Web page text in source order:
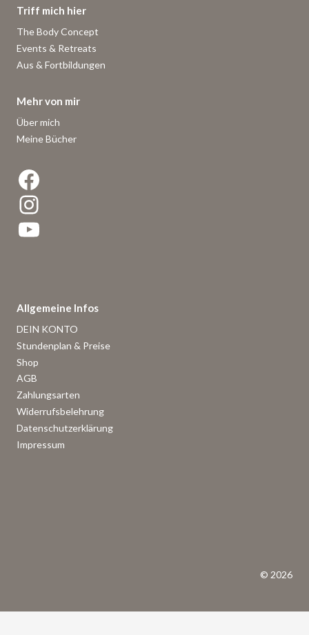
Triff mich hier
The Body Concept
Events & Retreats
Aus & Fortbildungen
Mehr von mir
Über mich
Meine Bücher
Facebook
Instagram
YouTube
Allgemeine Infos
DEIN KONTO
Stundenplan & Preise
Shop
AGB
Zahlungsarten
Widerrufsbelehrung
Datenschutzerklärung
Impressum
© 2026